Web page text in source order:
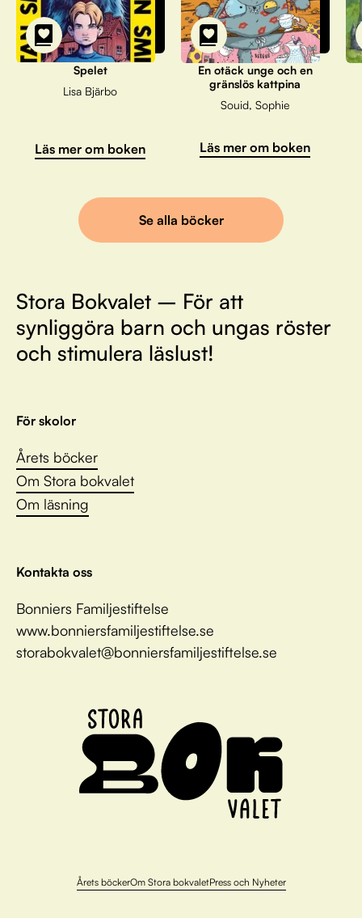
Spelet
Lisa Bjärbo
Läs mer om boken
En otäck unge och en
gränslös kattpina
Souid, Sophie
Läs mer om boken
Se alla böcker
Stora Bokvalet – För att
synliggöra barn och ungas röster
och stimulera läslust!
För skolor
Årets böcker
Om Stora bokvalet
Om läsning
Kontakta oss
Bonniers Familjestiftelse
www.bonniersfamiljestiftelse.se
storabokvalet@bonniersfamiljestiftelse.se
Årets böckerOm Stora bokvaletPress och Nyheter